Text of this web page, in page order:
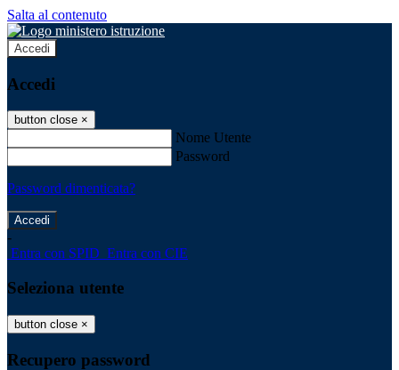
Salta al contenuto
Accedi
Accedi
button close ×
Nome Utente
Password
Password dimenticata?
-
Entra con SPID Entra con CIE
Seleziona utente
button close ×
Recupero password